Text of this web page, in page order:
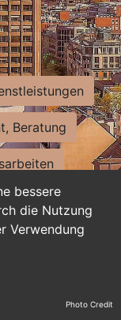
bessere
die Nutzung
Verwendung
Beratung
Photo Credit